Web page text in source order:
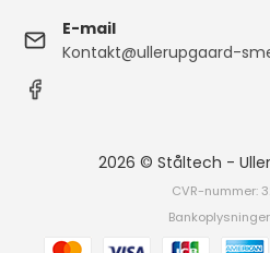
E-mail
Kontakt@ullerupgaard-
2026 © Ståltech -
CVR-nummer: